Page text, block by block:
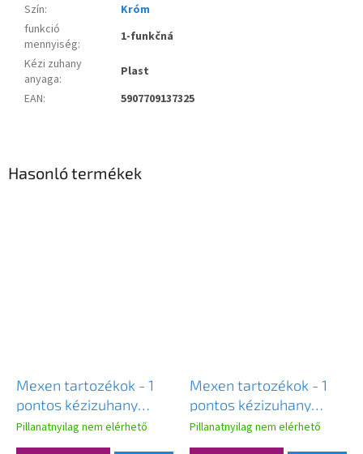
Szín:
Króm
funkció
mennyiség:
1-funkčná
Kézi zuhany
anyaga:
Plast
EAN: 5907709137325
Hasonló termékek
Mexen tartozékok - 1
pontos kézizuhany
készlet R-72, króm,
785725052-00
Pillanatnyilag nem elérhető
Mexen tartozékok - 1
pontos kézizuhany
készlet R-73, króm,
785735052-00
Pillanatnyilag nem elérhető